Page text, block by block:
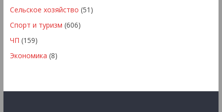
Сельское хозяйство (51)
Спорт и туризм (606)
ЧП (159)
Экономика (8)